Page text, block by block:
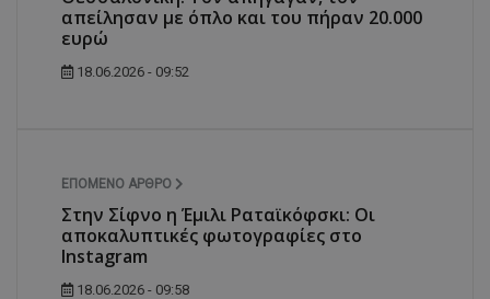
απείλησαν με όπλο και του πήραν 20.000
ευρώ
18.06.2026 - 09:52
ΕΠΌΜΕΝΟ ΆΡΘΡΟ
Στην Σίφνο η Έμιλι Ραταϊκόφσκι: Οι
αποκαλυπτικές φωτογραφίες στο
Instagram
18.06.2026 - 09:58